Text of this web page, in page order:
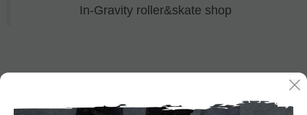
In-Gravity roller&skate shop